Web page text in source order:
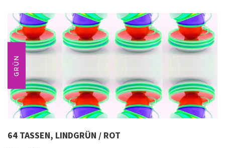
GRÜN
64 TASSEN, LINDGRÜN / ROT